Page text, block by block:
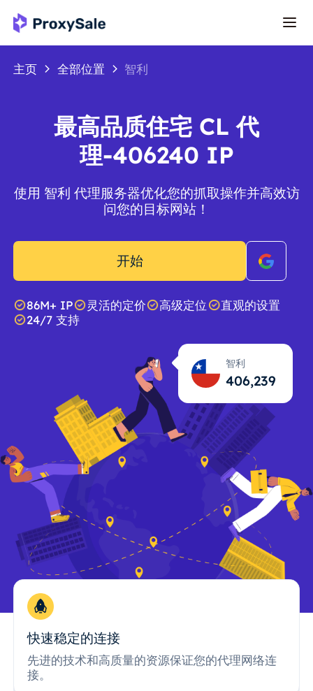
主页 全部位置 智利
最高品质住宅 CL 代
理-406240 IP
使用 智利 代理服务器优化您的抓取操作并高效访
问您的目标网站！
开始
86M+ IP 灵活的定价 高级定位
直观的设置
24/7 支持
智利
406,240
快速稳定的连接
先进的技术和高质量的资源保证您的代理网络连
接。